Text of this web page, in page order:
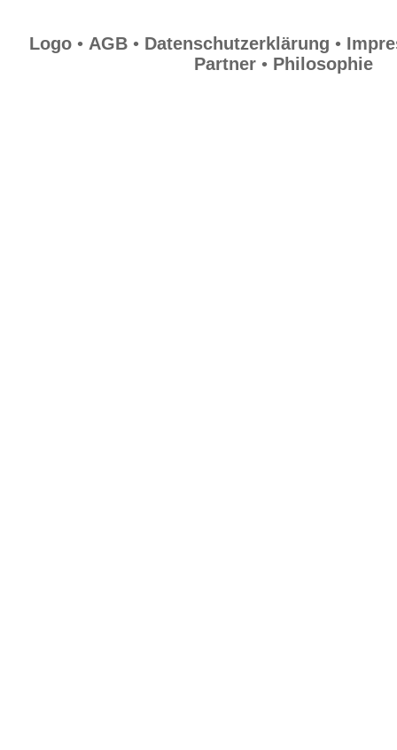
Blog
Logo• AGB• Datenschutzerklärung •
Partner • Philosophie